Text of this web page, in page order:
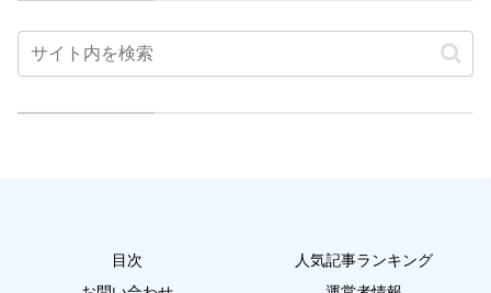
目次
人気記事ランキング